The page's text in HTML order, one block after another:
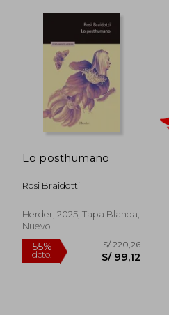
Lo posthumano
Rosi Braidotti
Herder, 2025, Tapa Blanda,
Nuevo